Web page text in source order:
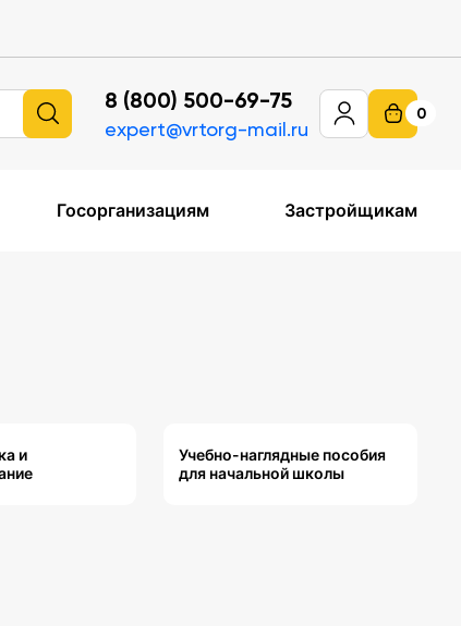
8 (800) 500-69-75
expert@vrtorg-mail.ru
0
Госорганизациям Застройщикам
и
Учебно-наглядные пособия
для начальной школы